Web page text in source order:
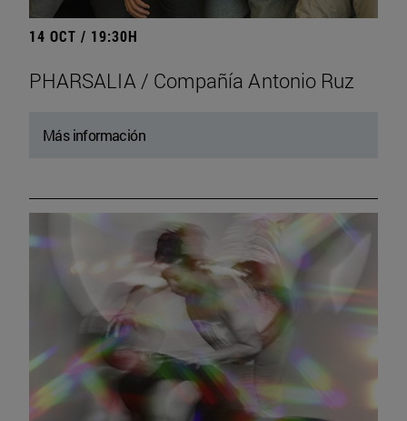
14 OCT / 19:30H
PHARSALIA / Compañía Antonio Ruz
Más información